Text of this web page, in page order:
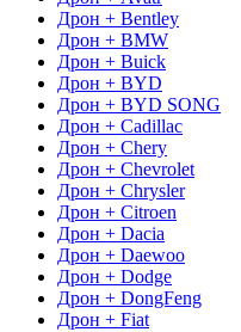
Дрон + Bentley
Дрон + BMW
Дрон + Buick
Дрон + BYD
Дрон + BYD SONG
Дрон + Cadillac
Дрон + Chery
Дрон + Chevrolet
Дрон + Chrysler
Дрон + Citroen
Дрон + Dacia
Дрон + Daewoo
Дрон + Dodge
Дрон + DongFeng
Дрон + Fiat